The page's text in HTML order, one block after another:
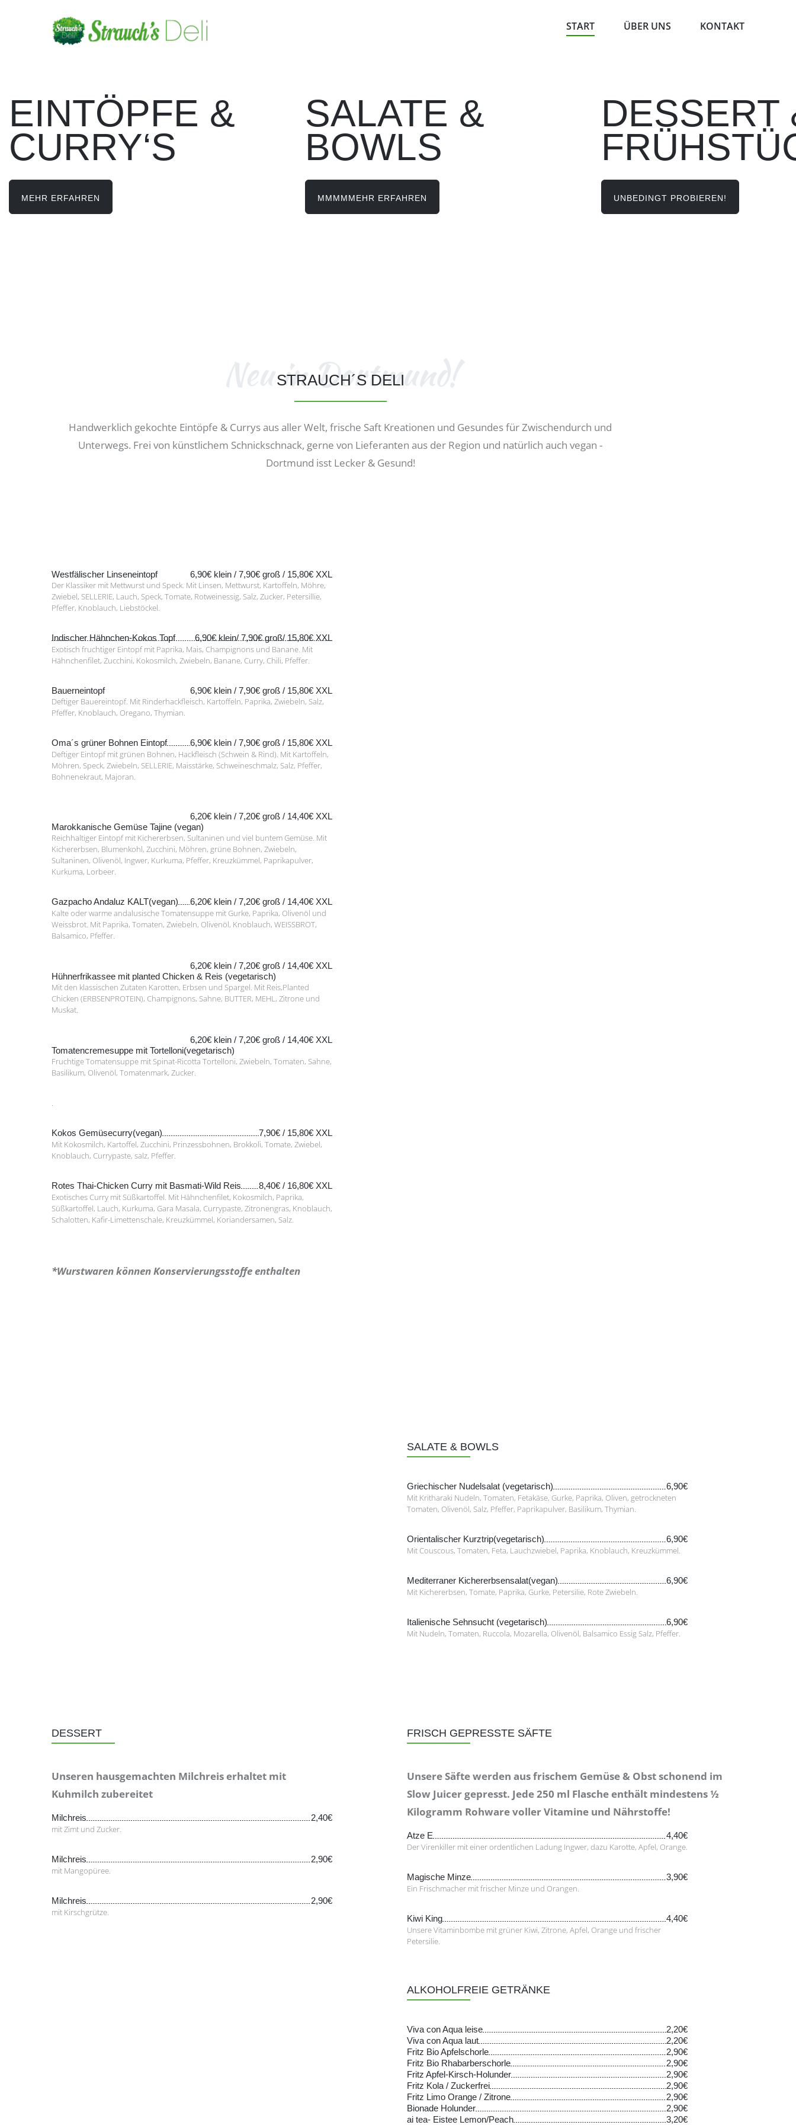
START ÜBER UNS KONTAKT
EINTÖPFE &
CURRY‘S
MEHR ERFAHREN
SALATE &
BOWLS
MMMMMEHR ERFAHREN
DESSERT
UNBEDINGT PROBIEREN!
Neu in Dortmund!
STRAUCH´S DELI
Handwerklich gekochte Eintöpfe & Currys aus aller Welt, frische Saft Kreationen und Gesundes für Zwischendurch und
Unterwegs. Frei von künstlichem Schnickschnack, gerne von Lieferanten aus der Region und natürlich auch vegan -
Dortmund isst Lecker & Gesund!
6,90€ klein / 7,90€ groß / 15,80€ XXL
Westfälischer Linseneintopf
Der Klassiker mit Mettwurst und Speck. Mit Linsen, Mettwurst, Kartoffeln, Möhre,
Zwiebel, SELLERIE, Lauch, Speck, Tomate, Rotweinessig, Salz, Zucker, Petersillie,
Pfeffer, Knoblauch, Liebstöckel.
6,90€ klein/ 7,90€ groß/ 15,80€ XXL
Indischer Hähnchen-Kokos Topf
Exotisch fruchtiger Eintopf mit Paprika, Mais, Champignons und Banane. Mit
Hähnchenfilet, Zucchini, Kokosmilch, Zwiebeln, Banane, Curry, Chili, Pfeffer.
6,90€ klein / 7,90€ groß / 15,80€ XXL
Bauerneintopf
Deftiger Bauereintopf. Mit Rinderhackfleisch, Kartoffeln, Paprika, Zwiebeln, Salz,
Pfeffer, Knoblauch, Oregano, Thymian.
6,90€ klein / 7,90€ groß / 15,80€ XXL
Oma´s grüner Bohnen Eintopf
Deftiger Eintopf mit grünen Bohnen, Hackfleisch (Schwein & Rind). Mit Kartoffeln,
Möhren, Speck, Zwiebeln, SELLERIE, Maisstärke, Schweineschmalz, Salz, Pfeffer,
Bohnenekraut, Majoran.
6,20€ klein / 7,20€ groß / 14,40€ XXL
Marokkanische Gemüse Tajine (vegan)
Reichhaltiger Eintopf mit Kichererbsen, Sultaninen und viel buntem Gemüse. Mit
Kichererbsen, Blumenkohl, Zucchini, Möhren, grüne Bohnen, Zwiebeln,
Sultaninen, Olivenöl, Ingwer, Kurkuma, Pfeffer, Kreuzkümmel, Paprikapulver,
Kurkuma, Lorbeer.
6,20€ klein / 7,20€ groß / 14,40€ XXL
Gazpacho Andaluz KALT(vegan)
Kalte oder warme andalusische Tomatensuppe mit Gurke, Paprika, Olivenöl und
Weissbrot. Mit Paprika, Tomaten, Zwiebeln, Olivenöl, Knoblauch, WEISSBROT,
Balsamico, Pfeffer.
6,20€ klein / 7,20€ groß / 14,40€ XXL
Hühnerfrikassee mit planted Chicken & Reis (vegetarisch)
Mit den klassischen Zutaten Karotten, Erbsen und Spargel. Mit Reis,Planted
Chicken (ERBSENPROTEIN), Champignons, Sahne, BUTTER, MEHL, Zitrone und
Muskat.
6,20€ klein / 7,20€ groß / 14,40€ XXL
Tomatencremesuppe mit Tortelloni(vegetarisch)
Fruchtige Tomatensuppe mit Spinat-Ricotta Tortelloni, Zwiebeln, Tomaten, Sahne,
Basilikum, Olivenöl, Tomatenmark, Zucker.
.
7,90€ / 15,80€ XXL
Kokos Gemüsecurry(vegan)
Mit Kokosmilch, Kartoffel, Zucchini, Prinzessbohnen, Brokkoli, Tomate, Zwiebel,
Knoblauch, Currypaste, salz, Pfeffer.
8,40€ / 16,80€ XXL
Rotes Thai-Chicken Curry mit Basmati-Wild Reis
Exotisches Curry mit Süßkartoffel. Mit Hähnchenfilet, Kokosmilch, Paprika,
Süßkartoffel, Lauch, Kurkuma, Gara Masala, Currypaste, Zitronengras, Knoblauch,
Schalotten, Kafir-Limettenschale, Kreuzkümmel, Koriandersamen, Salz.
*Wurstwaren können Konservierungsstoffe enthalten
SALATE & BOWLS
6,90€
Griechischer Nudelsalat (vegetarisch)
Mit Kritharaki Nudeln, Tomaten, Fetakäse, Gurke, Paprika, Oliven, getrockneten
Tomaten, Olivenöl, Salz, Pfeffer, Paprikapulver, Basilikum, Thymian.
6,90€
Orientalischer Kurztrip(vegetarisch)
Mit Couscous, Tomaten, Feta, Lauchzwiebel, Paprika, Knoblauch, Kreuzkümmel.
6,90€
Mediterraner Kichererbsensalat(vegan)
Mit Kichererbsen, Tomate, Paprika, Gurke, Petersilie, Rote Zwiebeln.
6,90€
Italienische Sehnsucht (vegetarisch)
Mit Nudeln, Tomaten, Ruccola, Mozarella, Olivenöl, Balsamico Essig Salz, Pfeffer.
DESSERT
Unseren hausgemachten Milchreis erhaltet mit
Kuhmilch zubereitet
2,40€
Milchreis
mit Zimt und Zucker.
2,90€
Milchreis
mit Mangopüree.
2,90€
Milchreis
mit Kirschgrütze.
FRISCH GEPRESSTE SÄFTE
Unsere Säfte werden aus frischem Gemüse & Obst schonend im
Slow Juicer gepresst. Jede 250 ml Flasche enthält mindestens ½
Kilogramm Rohware voller Vitamine und Nährstoffe!
4,40€
Atze E
Der Virenkiller mit einer ordentlichen Ladung Ingwer, dazu Karotte, Apfel, Orange.
3,90€
Magische Minze
Ein Frischmacher mit frischer Minze und Orangen.
4,40€
Kiwi King
Unsere Vitaminbombe mit grüner Kiwi, Zitrone, Apfel, Orange und frischer
Petersilie.
ALKOHOLFREIE GETRÄNKE
2,20€
Viva con Aqua leise
2,20€
Viva con Aqua laut
2,90€
Fritz Bio Apfelschorle
2,90€
Fritz Bio Rhabarberschorle
2,90€
Fritz Apfel-Kirsch-Holunder
2,90€
Fritz Kola / Zuckerfrei
2,90€
Fritz Limo Orange / Zitrone
2,90€
Bionade Holunder
3,20€
ai tea- Eistee Lemon/Peach